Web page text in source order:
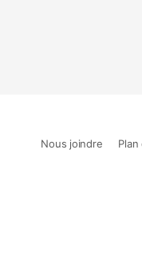
Nous joindre